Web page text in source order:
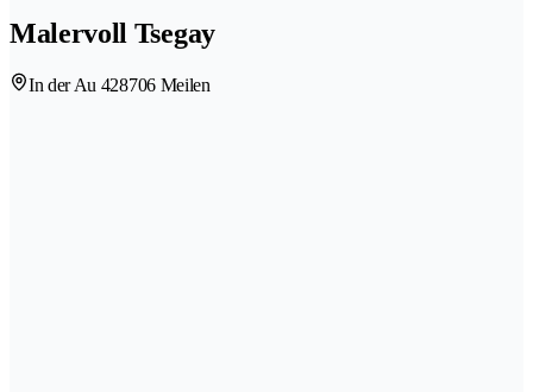
Malervoll Tsegay
In der Au 428706 Meilen